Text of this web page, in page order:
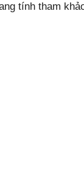
tính tham